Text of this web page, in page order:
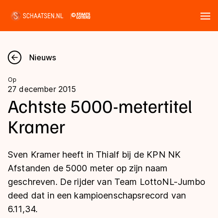
Nieuws
Kalender
Disciplines
Langebaan
Shorttrack
Inlineskaten
Uitslagen
Langebaan
Shorttrack
Marathon
Tijden & historie
Ranglijsten Langebaan
Nieuws
Op
27 december 2015
Achtste 5000-metertitel
Kramer
Sven Kramer heeft in Thialf bij de KPN NK
Afstanden de 5000 meter op zijn naam
geschreven. De rijder van Team LottoNL-Jumbo
deed dat in een kampioenschapsrecord van
6.11,34.